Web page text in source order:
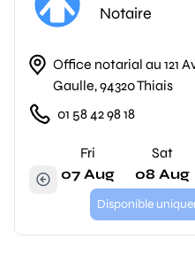
Notaire
Office notarial au 121
Gaulle, 94320 Thiais
01 58 42 98 18
Fri
07 Aug
Sat
08 Aug
Disponible